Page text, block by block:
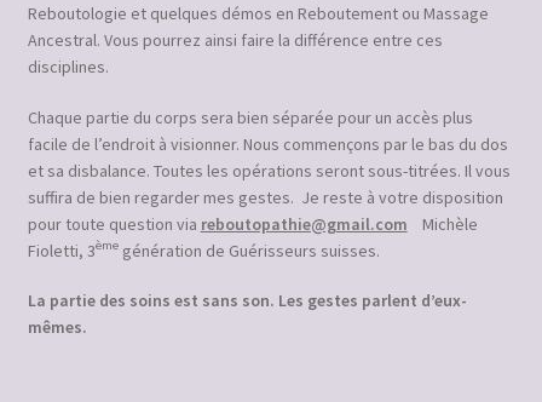
Reboutologie et quelques démos en Reboutement ou Massage
Ancestral. Vous pourrez ainsi faire la différence entre ces
disciplines.
Chaque partie du corps sera bien séparée pour un accès plus
facile de l’endroit à visionner. Nous commençons par le bas du dos
et sa disbalance. Toutes les opérations seront sous-titrées. Il vous
suffira de bien regarder mes gestes. Je reste à votre disposition
pour toute question via reboutopathie@gmail.com Michèle
Fioletti, 3èmegénération de Guérisseurs suisses.
La partie des soins est sans son. Les gestes parlent d’eux-
mêmes.